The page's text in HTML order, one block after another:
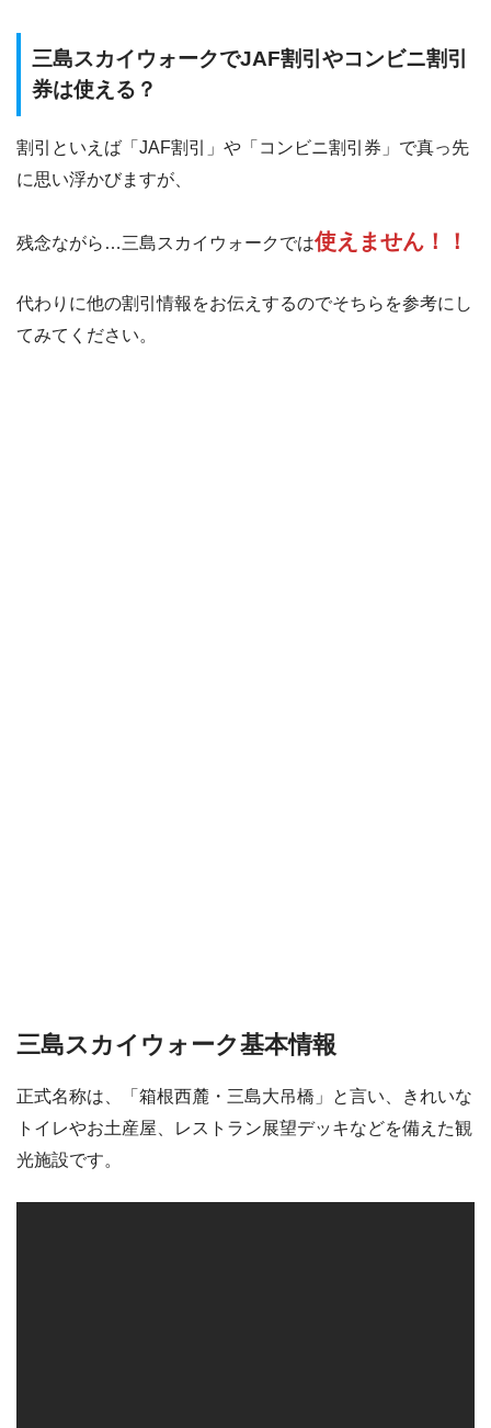
三島スカイウォークでJAF割引やコンビニ割引
券は使える？
割引といえば「JAF割引」や「コンビニ割引券」で真っ先
に思い浮かびますが、
残念ながら…三島スカイウォークでは使えません！！
代わりに他の割引情報をお伝えするのでそちらを参考にし
てみてください。
三島スカイウォーク基本情報
正式名称は、「箱根西麓・三島大吊橋」と言い、きれいな
トイレやお土産屋、レストラン展望デッキなどを備えた観
光施設です。